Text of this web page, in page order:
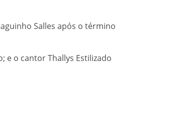
Salles após o término
e o cantor Thallys Estilizado